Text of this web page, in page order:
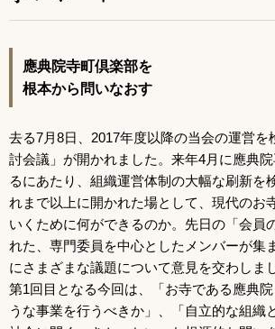
應典院寺町倶楽部を
根本から問いなおす
去る7月8日、2017年度以降の当会の運営を
討会議」が開かれました。来年4月に應典院
るにあたり、組織運営体制の大幅な刷新を
れまで以上に開かれた場として、現代のお
いくために何ができるのか。先日の「会員
れた、専門委員を中心としたメンバーが集
にさまざまな議題について意見を交わしま
第1回目となる今回は、「お寺である應典
うな事業を行うべきか」、「自立的な組織